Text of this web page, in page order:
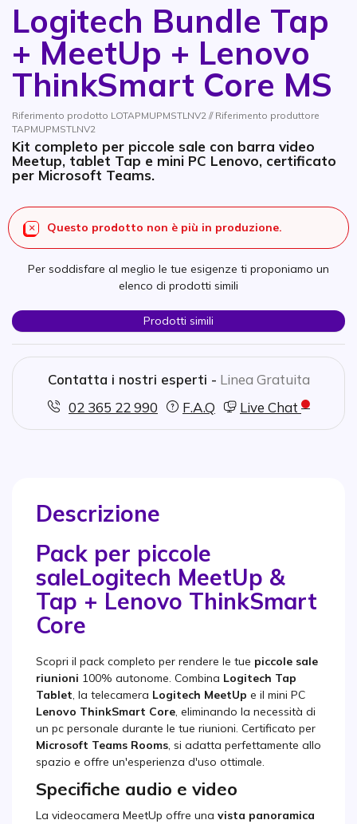
Logitech Bundle Tap
+ MeetUp + Lenovo
ThinkSmart Core MS
Riferimento prodotto LOTAPMUPMSTLNV2 // Riferimento produttore
TAPMUPMSTLNV2
Kit completo per piccole sale con barra video
Meetup, tablet Tap e mini PC Lenovo, certificato
per Microsoft Teams.
Questo prodotto non è più in produzione.
Per soddisfare al meglio le tue esigenze ti proponiamo un
elenco di prodotti simili
Prodotti simili
Contatta i nostri esperti - Linea Gratuita
02 365 22 990
F.A.Q Live Chat
Vai all'inizio della galleria di immagini
Descrizione
Pack per piccole
saleLogitech MeetUp &
Tap + Lenovo ThinkSmart
Core
Scopri il pack completo per rendere le tue piccole sale
riunioni 100% autonome. Combina Logitech Tap
Tablet, la telecamera Logitech MeetUp e il mini PC
Lenovo ThinkSmart Core, eliminando la necessità di
un pc personale durante le tue riunioni. Certificato per
Microsoft Teams Rooms, si adatta perfettamente allo
spazio e offre un'esperienza d'uso ottimale.
Specifiche audio e video
La videocamera MeetUp offre una vista panoramica